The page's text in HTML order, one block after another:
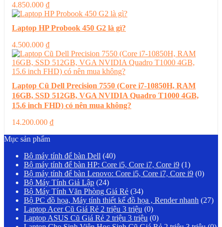
4.850.000 ₫
Laptop HP Probook 450 G2 là gì?
4.500.000 ₫
Laptop Cũ Dell Precision 7550 (Core i7-10850H, RAM
16GB, SSD 512GB, VGA NVIDIA Quadro T1000 4GB,
15.6 inch FHD) có nên mua không?
14.200.000 ₫
Mục sản phẩm
Bộ máy tính để bàn Dell (40)
Bộ máy tính để bàn HP: Core i5, Core i7, Core i9 (1)
Bộ máy tính để bàn Lenovo: Core i5, Core i7, Core i9 (0)
Bộ Máy Tính Giả Lập (24)
Bộ Máy Tính Văn Phòng Giá Rẻ (34)
Bộ PC đồ họa, Máy tính thiết kế đồ họa , Render nhanh (27)
Laptop Acer Cũ Giá Rẻ 2 triệu 3 triệu (0)
Laptop ASUS Cũ Giá Rẻ 2 triệu 3 triệu (0)